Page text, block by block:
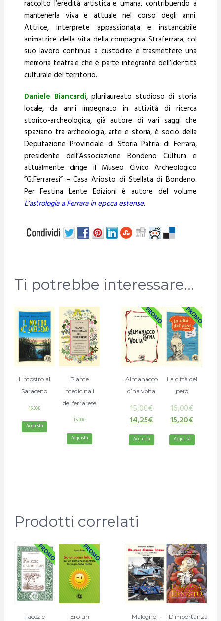
raccolto l’eredità artistica e umana, contribuendo a
mantenerla viva e attuale nel corso degli anni.
Attrice, interprete appassionata e instancabile
animatrice della vita della compagnia Straferrara, col
suo lavoro continua a custodire e trasmettere una
memoria teatrale che è parte integrante dell’identità
culturale del territorio.
Daniele Biancardi, plurilaureato studioso di storia
locale, da anni impegnato in attività di ricerca
storico-archeologica, già autore di vari saggi che
spaziano tra archeologia, arte e storia, è socio della
Deputazione Provinciale di Storia Patria di Ferrara,
presidente dell’Associazione Bondeno Cultura e
attualmente dirige il Museo Civico Archeologico
“G.Ferraresi” – Casa Ariosto di Stellata di Bondeno.
Per Festina Lente Edizioni è autore del volume
L’astrologia a Ferrara in epoca estense.
Ti potrebbe interessare…
Il mostro al
Saraceno
16,00€
Acquista
La città del
però
16,00€
15,20€
Acquista
Piante
medicinali
del ferrarese
15,00€
Acquista
Almanacco
d’na volta
15,00€
14,25€
Acquista
Prodotti correlati
Facezie
L’importanza
Ero un
Malegno –